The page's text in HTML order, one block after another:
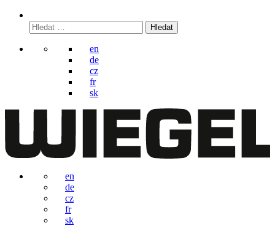
Vyhledávání
en
de
cz
fr
sk
en
de
cz
fr
sk